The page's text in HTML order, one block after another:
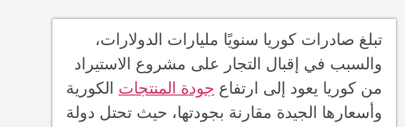
تبلغ صادرات كوريا سنويًا مليارات الدولارات،
والسبب في إقبال التجار على مشروع الاستيراد
من كوريا يعود إلى ارتفاع جودة المنتجات الكورية
وأسعارها الجيدة مقارنة بجودتها، حيث تحتل دولة